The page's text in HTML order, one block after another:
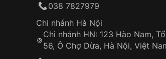
038 7827979
Chi nhánh Hà Nội
Chi nhánh HN: 123 Hào Nam,
56, Ô Chợ Dừa, Hà Nội, Việt